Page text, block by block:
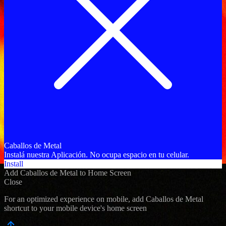
Caballos de Metal
Instalá nuestra Aplicación. No ocupa espacio en tu celular.
Install
Add Caballos de Metal to Home Screen
Close
For an optimized experience on mobile, add Caballos de Metal
shortcut to your mobile device's home screen